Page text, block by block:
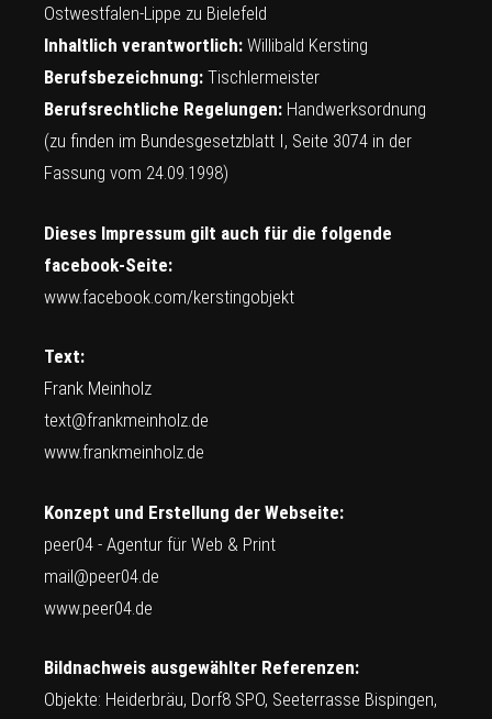
Ostwestfalen-Lippe zu Bielefeld
Inhaltlich verantwortlich: Willibald Kersting
Berufsbezeichnung: Tischlermeister
Berufsrechtliche Regelungen: Handwerksordnung
(zu finden im Bundesgesetzblatt I, Seite 3074 in der
Fassung vom 24.09.1998)
Dieses Impressum gilt auch für die folgende
facebook-Seite:
www.facebook.com/kerstingobjekt
Text:
Frank Meinholz
text@frankmeinholz.de
www.frankmeinholz.de
Konzept und Erstellung der Webseite:
peer04 - Agentur für Web & Print
mail@peer04.de
www.peer04.de
Bildnachweis ausgewählter Referenzen:
Objekte: Heiderbräu, Dorf8 SPO, Seeterrasse Bispingen,